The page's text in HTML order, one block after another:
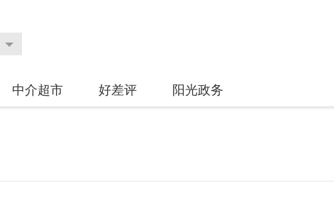
中介超市 好差评 阳光政务